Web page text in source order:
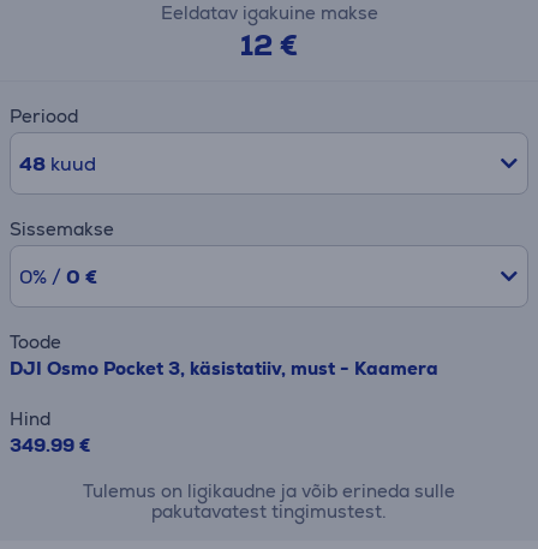
Eeldatav igakuine makse
12 €
Periood
48kuud
Sissemakse
0% / 0 €
Toode
DJI Osmo Pocket 3, käsistatiiv, must - Kaamera
Hind
349.99 €
Tulemus on ligikaudne ja võib erineda sulle
pakutavatest tingimustest.